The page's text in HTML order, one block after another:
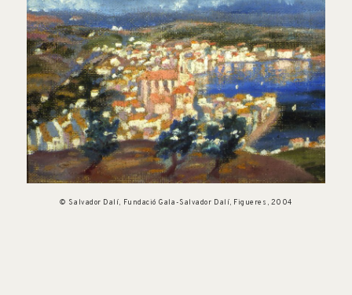
© Salvador Dalí, Fundació Gala-Salvador Dalí, Figueres, 2004